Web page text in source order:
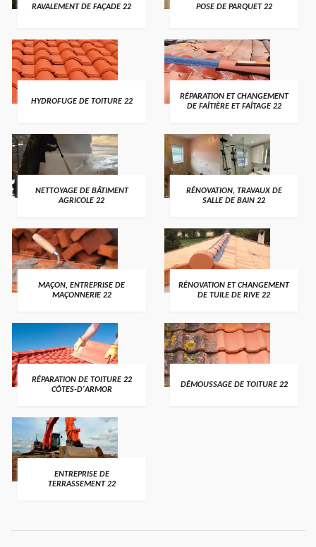
RAVALEMENT DE FAÇADE 22 POSE DE PARQUET 22
HYDROFUGE DE TOITURE 22
RÉPARATION ET CHANGEMENT
DE FAÎTIÈRE ET FAÎTAGE 22
NETTOYAGE DE BÂTIMENT
AGRICOLE 22
RÉNOVATION, TRAVAUX DE
SALLE DE BAIN 22
MAÇON, ENTREPRISE DE
MAÇONNERIE 22
RÉNOVATION ET CHANGEMENT
DE TUILE DE RIVE 22
RÉPARATION DE TOITURE 22
CÔTES-D'ARMOR
DÉMOUSSAGE DE TOITURE 22
ENTREPRISE DE
TERRASSEMENT 22